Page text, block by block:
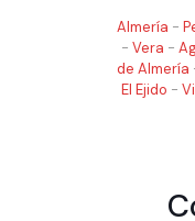
Almería -
- Vera -
de Almería
El Ejido -